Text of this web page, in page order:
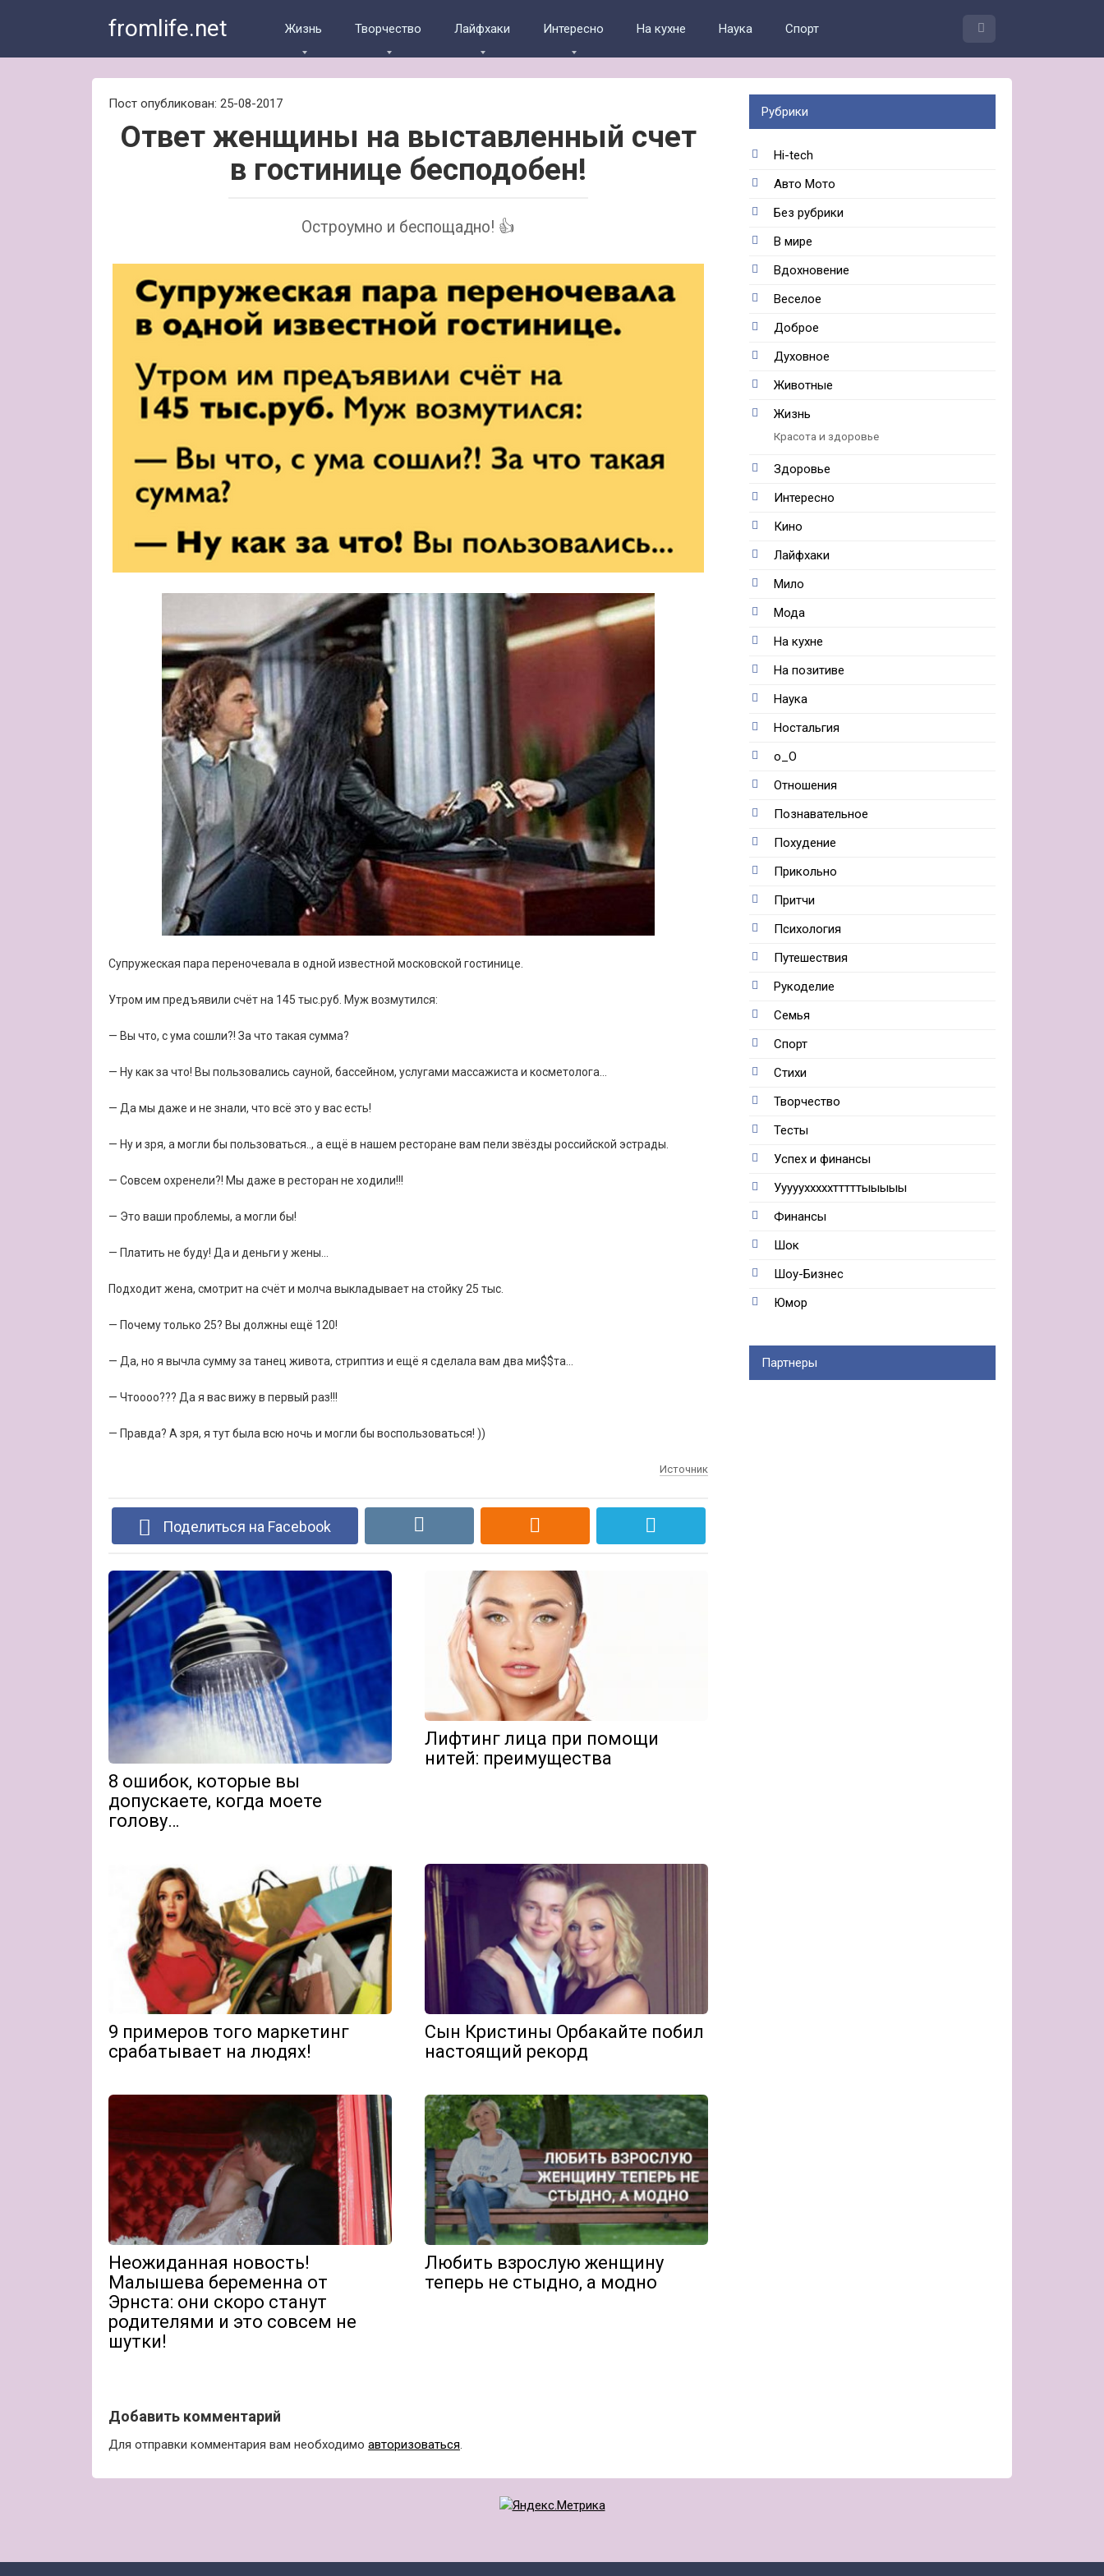
fromlife.net Жизнь Творчество Лайфхаки Интересно На кухне Наука Спорт
Пост опубликован: 25-08-2017
Ответ женщины на выставленный счет
в гостинице бесподобен!
Остроумно и беспощадно! 👍
Супружеская пара переночевала в одной известной московской гостинице.
Утром им предъявили счёт на 145 тыс.руб. Муж возмутился:
— Вы что, с ума сошли?! За что такая сумма?
— Ну как за что! Вы пользовались сауной, бассейном, услугами массажиста и косметолога…
— Да мы даже и не знали, что всё это у вас есть!
— Ну и зря, а могли бы пользоваться.., а ещё в нашем ресторане вам пели звёзды российской эстрады.
— Совсем охренели?! Мы даже в ресторан не ходили!!!
— Это ваши проблемы, а могли бы!
— Платить не буду! Да и деньги у жены…
Подходит жена, смотрит на счёт и молча выкладывает на стойку 25 тыс.
— Почему только 25? Вы должны ещё 120!
— Да, но я вычла сумму за танец живота, стриптиз и ещё я сделала вам два ми$$та…
— Чтоооо??? Да я вас вижу в первый раз!!!
— Правда? А зря, я тут была всю ночь и могли бы воспользоваться! ))
Источник
Поделиться на Facebook
8 ошибок, которые вы
допускаете, когда моете
голову…
Лифтинг лица при помощи
нитей: преимущества
9 примеров того маркетинг
срабатывает на людях!
Сын Кристины Орбакайте побил
настоящий рекорд
Неожиданная новость!
Малышева беременна от
Эрнста: они скоро станут
родителями и это совсем не
шутки!
Любить взрослую женщину
теперь не стыдно, а модно
Добавить комментарий
Для отправки комментария вам необходимо авторизоваться.
Рубрики
Hi-tech
Авто Мото
Без рубрики
В мире
Вдохновение
Веселое
Доброе
Духовное
Животные
Жизнь
Красота и здоровье
Здоровье
Интересно
Кино
Лайфхаки
Мило
Мода
На кухне
На позитиве
Наука
Ностальгия
о_О
Отношения
Познавательное
Похудение
Прикольно
Притчи
Психология
Путешествия
Рукоделие
Семья
Спорт
Стихи
Творчество
Тесты
Успех и финансы
Ууууухххххтттттыыыыы
Финансы
Шок
Шоу-Бизнес
Юмор
Партнеры